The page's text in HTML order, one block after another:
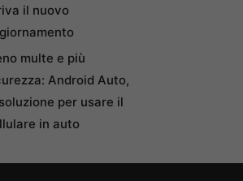
il nuovo
multe e più
Android Auto,
per usare il
in auto